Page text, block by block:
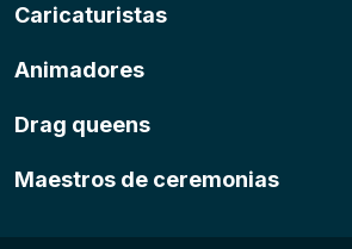
Caricaturistas
Animadores
Drag queens
Maestros de ceremonias